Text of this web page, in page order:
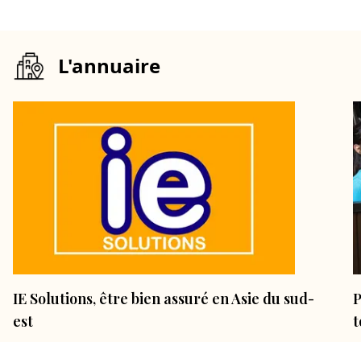
L'annuaire
IE Solutions, être bien assuré en Asie du sud-
est